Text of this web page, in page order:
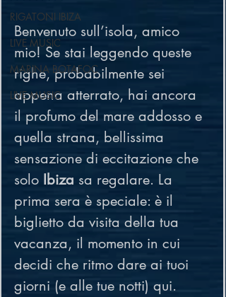
RIGATONI IBIZA
LIVE MUSIC
MARINA BOTAFOC
LIVE MUSIC
Benvenuto sull’isola, amico
mio! Se stai leggendo queste
righe, probabilmente sei
appena atterrato, hai ancora
il profumo del mare addosso e
quella strana, bellissima
sensazione di eccitazione che
solo Ibiza sa regalare. La
prima sera è speciale: è il
biglietto da visita della tua
vacanza, il momento in cui
decidi che ritmo dare ai tuoi
giorni (e alle tue notti) qui.